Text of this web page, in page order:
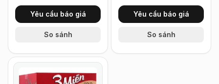
Yêu cầu báo giá
So sánh
Yêu cầu báo giá
So sánh